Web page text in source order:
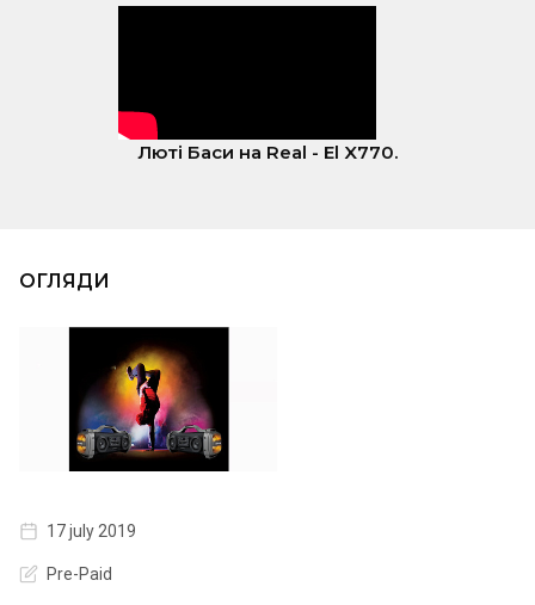
Люті Баси на Real - El X770.
ОГЛЯДИ
17 july 2019
Pre-Paid